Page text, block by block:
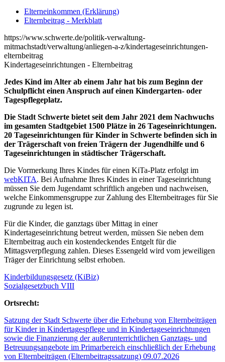
Elterneinkommen (Erklärung)
Elternbeitrag - Merkblatt
https://www.schwerte.de/politik-verwaltung-
mitmachstadt/verwaltung/anliegen-a-z/kindertageseinrichtungen-
elternbeitrag
Kindertageseinrichtungen - Elternbeitrag
Jedes Kind im Alter ab einem Jahr hat bis zum Beginn der
Schulpflicht einen Anspruch auf einen Kindergarten- oder
Tagespflegeplatz.
Die Stadt Schwerte bietet seit dem Jahr 2021 dem Nachwuchs
im gesamten Stadtgebiet 1500 Plätze in 26 Tageseinrichtungen.
20 Tageseinrichtungen für Kinder in Schwerte befinden sich in
der Trägerschaft von freien Trägern der Jugendhilfe und 6
Tageseinrichtungen in städtischer Trägerschaft.
Die Vormerkung Ihres Kindes für einen KiTa-Platz erfolgt im
webKITA. Bei Aufnahme Ihres Kindes in einer Tageseinrichtung
müssen Sie dem Jugendamt schriftlich angeben und nachweisen,
welche Einkommensgruppe zur Zahlung des Elternbeitrages für Sie
zugrunde zu legen ist.
Für die Kinder, die ganztags über Mittag in einer
Kindertageseinrichtung betreut werden, müssen Sie neben dem
Elternbeitrag auch ein kostendeckendes Entgelt für die
Mittagsverpflegung zahlen. Dieses Essengeld wird vom jeweiligen
Träger der Einrichtung selbst erhoben.
Kinderbildungsgesetz (KiBiz)
Sozialgesetzbuch VIII
Ortsrecht:
Satzung der Stadt Schwerte über die Erhebung von Elternbeiträgen
für Kinder in Kindertagespflege und in Kindertageseinrichtungen
sowie die Finanzierung der außerunterrichtlichen Ganztags- und
Betreuungsangebote im Primarbereich einschließlich der Erhebung
von Elternbeiträgen (Elternbeitragssatzung) 09.07.2026